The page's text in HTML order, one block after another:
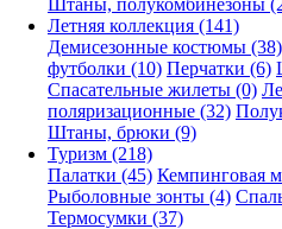
Летняя коллекция (141)
Демисезонные костюмы (38)
футболки (10) Перчатки (6)
Спасательные жилеты (0)
поляризационные (32)
Штаны, брюки (9)
Туризм (218)
Палатки (45) Кемпинговая
Рыболовные зонты (4)
Термосумки (37)